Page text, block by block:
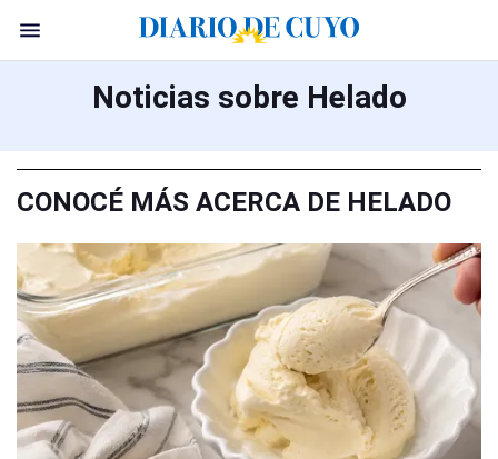
Noticias sobre Helado
CONOCÉ MÁS ACERCA DE HELADO